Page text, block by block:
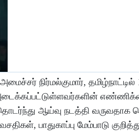
நிர்மல்குமார்,
ஆய்வு நடத்தி வருவதாக
பாதுகாப்பு மேம்பாடு